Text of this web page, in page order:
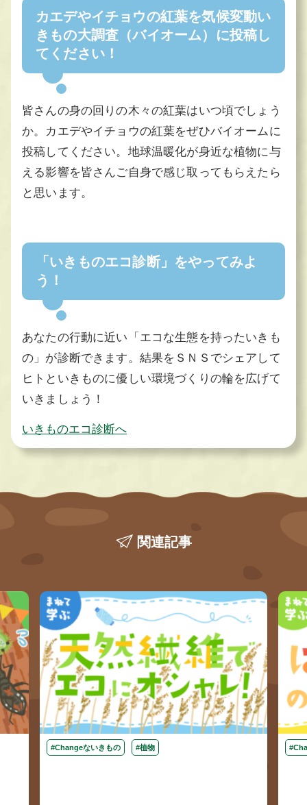
カエデやイチョウの紅葉を気候変動い
きもの大調査（バイオーム）に投稿し
てください！
皆さんの身の回りの木々の紅葉はいつ頃でしょう
か。カエデやイチョウの紅葉をぜひバイオームに
投稿してください。地球温暖化が身近な植物に与
える影響を皆さんご自身で感じ取ってもらえたら
と思います。
「いきものエコ診断」をやってみよ
う！
あなたの行動に近い「エコな生態を持ったいきも
の」が診断できます。結果をＳＮＳでシェアして
ヒトといきものに優しい環境づくりの輪を広げて
いきましょう！
いきものエコ診断へ
関連記事
#Changeないきもの #植物